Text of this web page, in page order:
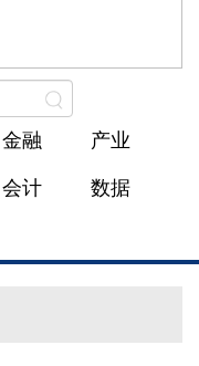
金融 产业
会计 数据